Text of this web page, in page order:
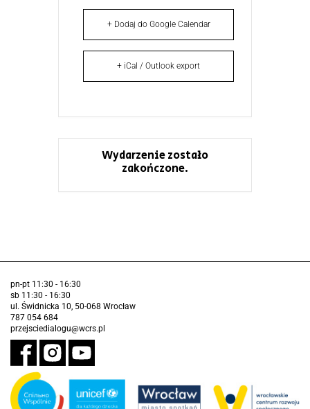
+ Dodaj do Google Calendar
+ iCal / Outlook export
Wydarzenie zostało
zakończone.
pn-pt 11:30 - 16:30
sb 11:30 - 16:30
ul. Świdnicka 10, 50-068 Wrocław
787 054 684
przejsciedialogu@wcrs.pl